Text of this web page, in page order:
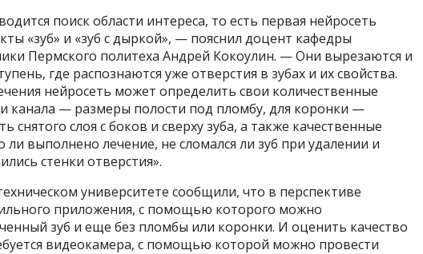
поиск области интереса, то есть первая нейросеть
«зуб» и «зуб с дыркой», — пояснил доцент кафедры
Пермского политеха Андрей Кокоулин. — Они вырезаются и
где распознаются уже отверстия в зубах и их свойства.
нейросеть может определить свои количественные
канала — размеры полости под пломбу, для коронки —
снятого слоя с боков и сверху зуба, а также качественные
выполнено лечение, не сломался ли зуб при удалении и
стенки отверстия».
университете сообщили, что в перспективе
приложения, с помощью которого можно
зуб и еще без пломбы или коронки. И оценить качество
видеокамера, с помощью которой можно провести